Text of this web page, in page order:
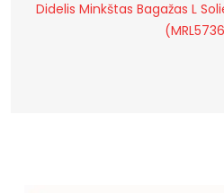
Didelis Minkštas Bagažas L